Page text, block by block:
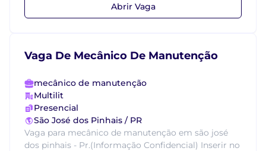
Abrir Vaga
Vaga De Mecânico De Manutenção
mecânico de manutenção
Multilit
Presencial
São José dos Pinhais / PR
Vaga para mecânico de manutenção em são josé
dos pinhais - Pr.(Informação Confidencial) Inserir no